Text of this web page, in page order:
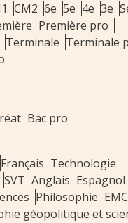
CM2 6e 5e 4e 3e
Première pro
Terminale Terminale
Bac pro
Français Technologie
SVT Anglais Espagnol
Philosophie EMC
géopolitique et